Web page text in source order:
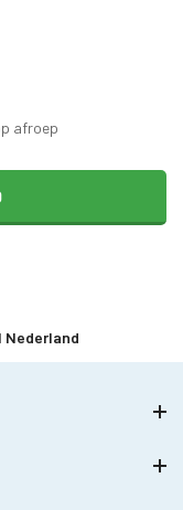
afroep
Nederland